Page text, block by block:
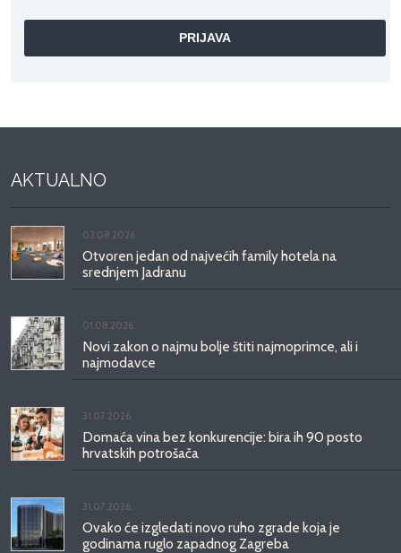
AKTUALNO
03.08.2026.
Otvoren jedan od najvećih family hotela na
srednjem Jadranu
01.08.2026.
Novi zakon o najmu bolje štiti najmoprimce, ali i
najmodavce
31.07.2026.
Domaća vina bez konkurencije: bira ih 90 posto
hrvatskih potrošača
31.07.2026.
Ovako će izgledati novo ruho zgrade koja je
godinama ruglo zapadnog Zagreba